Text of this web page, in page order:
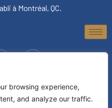
browsing experience,
and analyze our traffic.
à Montréal, QC.
droits réservés.